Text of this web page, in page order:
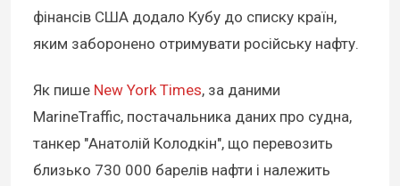
фінансів США додало Кубу до списку країн,
яким заборонено отримувати російську нафту.
Як пише New York Times, за даними
MarineTraffic, постачальника даних про судна,
танкер "Анатолій Колодкін", що перевозить
близько 730 000 барелів нафти і належить